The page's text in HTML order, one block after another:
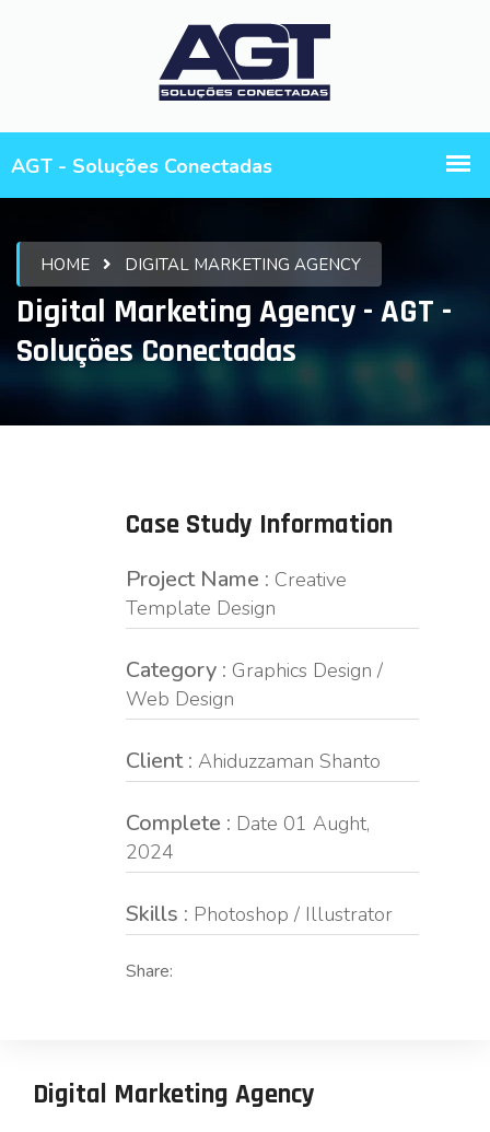
HOME DIGITAL MARKETING AGENCY
Digital Marketing Agency - AGT -
Soluções Conectadas
Case Study Information
Project Name : Creative
Template Design
Category : Graphics Design /
Web Design
Client : Ahiduzzaman Shanto
Complete : Date 01 Aught,
2024
Skills : Photoshop / Illustrator
Share:
Digital Marketing Agency